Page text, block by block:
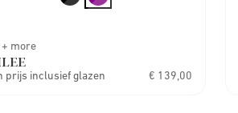
+ more
prijs inclusief glazen € 139,00